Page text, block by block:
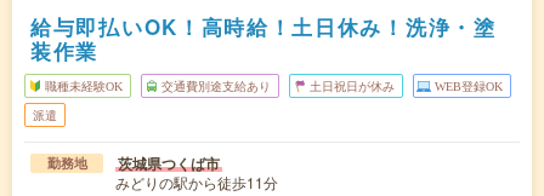
給与即払いOK！高時給！土日休み！洗浄・塗
装作業
職種未経験OK 交通費別途支給あり 土日祝日が休み WEB登録OK
派遣
勤務地 茨城県つくば市
みどりの駅から徒歩11分